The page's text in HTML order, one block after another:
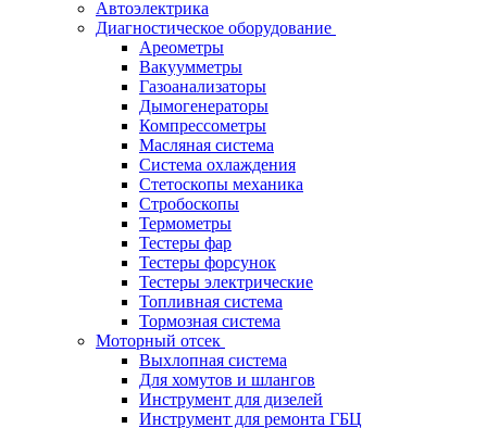
Автоэлектрика
Диагностическое оборудование
Ареометры
Вакуумметры
Газоанализаторы
Дымогенераторы
Компрессометры
Масляная система
Система охлаждения
Стетоскопы механика
Стробоскопы
Термометры
Тестеры фар
Тестеры форсунок
Тестеры электрические
Топливная система
Тормозная система
Моторный отсек
Выхлопная система
Для хомутов и шлангов
Инструмент для дизелей
Инструмент для ремонта ГБЦ